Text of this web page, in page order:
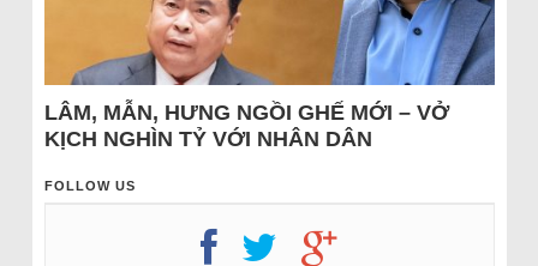
LÂM, MẪN, HƯNG NGỒI GHẾ MỚI – VỞ
KỊCH NGHÌN TỶ VỚI NHÂN DÂN
FOLLOW US